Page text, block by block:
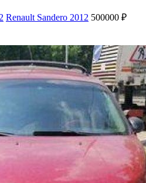
Renault Sandero 2012 500000 ₽